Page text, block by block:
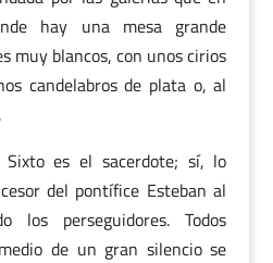
hay una mesa grande
muy blancos, con unos cirios
candelabros de plata o, al
Sixto es el sacerdote; sí, lo
del pontífice Esteban al
los perseguidores. Todos
de un gran silencio se